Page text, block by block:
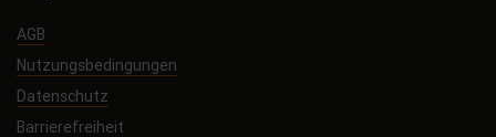
AGB
Nutzungsbedingungen
Datenschutz
Barrierefreiheit